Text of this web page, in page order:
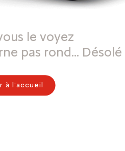
le voyez
pas rond… Désolé
à l'accueil